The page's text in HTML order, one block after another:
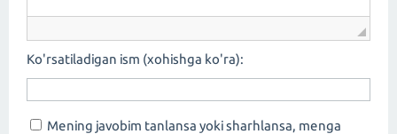
Ko'rsatiladigan ism (xohishga ko'ra):
Mening javobim tanlansa yoki sharhlansa, menga